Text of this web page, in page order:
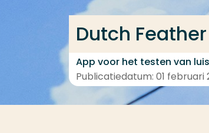
Dutch
App voor het testen van
Publicatiedatum: 01 februari